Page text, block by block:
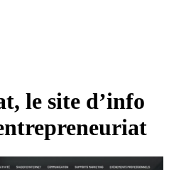
le site d’info